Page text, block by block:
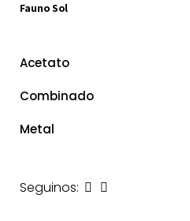
Fauno Sol
Acetato
Combinado
Metal
Seguinos: